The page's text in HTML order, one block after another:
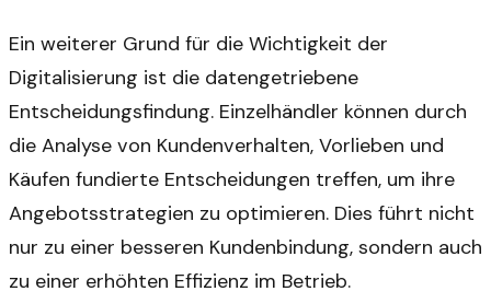
Ein weiterer Grund für die Wichtigkeit der
Digitalisierung ist die datengetriebene
Entscheidungsfindung. Einzelhändler können durch
die Analyse von Kundenverhalten, Vorlieben und
Käufen fundierte Entscheidungen treffen, um ihre
Angebotsstrategien zu optimieren. Dies führt nicht
nur zu einer besseren Kundenbindung, sondern auch
zu einer erhöhten Effizienz im Betrieb.